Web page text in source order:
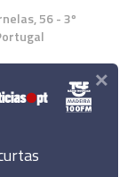
56 - 3º
×